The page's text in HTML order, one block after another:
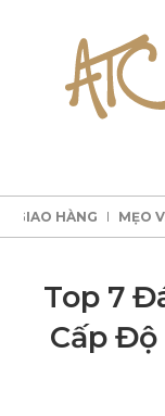
GIAO HÀNG MẸO
GIAO HÀNG MẸO
Top 7
Cấp